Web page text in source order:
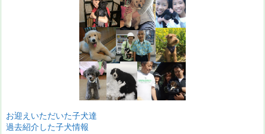
お迎えいただいた子犬達
過去紹介した子犬情報